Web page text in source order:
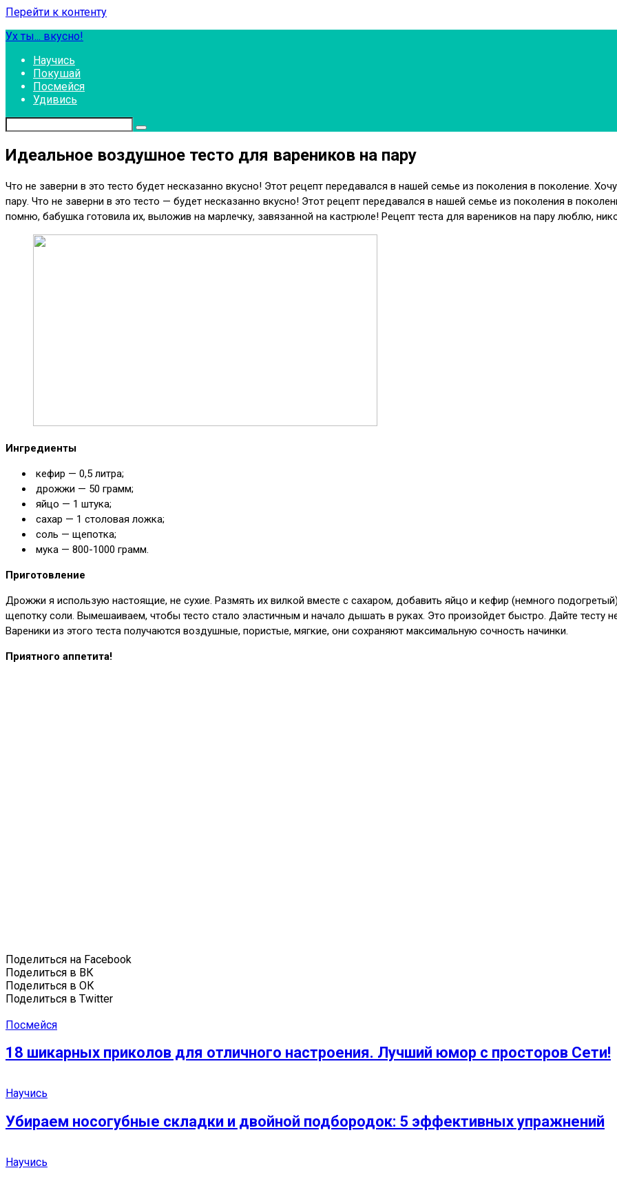
Перейти к контенту
Ух ты... вкусно!
Научись
Покушай
Посмейся
Удивись
Идеальное воздушное тесто для вареников на пару
Что не заверни в это тесто будет несказанно вкусно! Этот рецепт передавался в нашей семье из поколения в поколение.
пару. Что не заверни в это тесто — будет несказанно вкусно! Этот рецепт передавался в нашей семье из поколения в
помню, бабушка готовила их, выложив на марлечку, завязанной на кастрюле! Рецепт теста для вареников на пару люблю,
Ингредиенты
кефир — 0,5 литра;
дрожжи — 50 грамм;
яйцо — 1 штука;
сахар — 1 столовая ложка;
соль — щепотка;
мука — 800-1000 грамм.
Приготовление
Дрожжи я использую настоящие, не сухие. Размять их вилкой вместе с сахаром, добавить яйцо и кефир (немного
щепотку соли. Вымешаиваем, чтобы тесто стало эластичным и начало дышать в руках. Это произойдет быстро. Дайте тесту
Вареники из этого теста получаются воздушные, пористые, мягкие, они сохраняют максимальную сочность начинки.
Приятного аппетита!
Поделиться на Facebook
Поделиться в ВК
Поделиться в ОК
Поделиться в Twitter
Посмейся
18 шикарных приколов для отличного настроения. Лучший юмор с просторов Сети!
Научись
Убираем носогубные складки и двойной подбородок: 5 эффективных упражнений
Научись